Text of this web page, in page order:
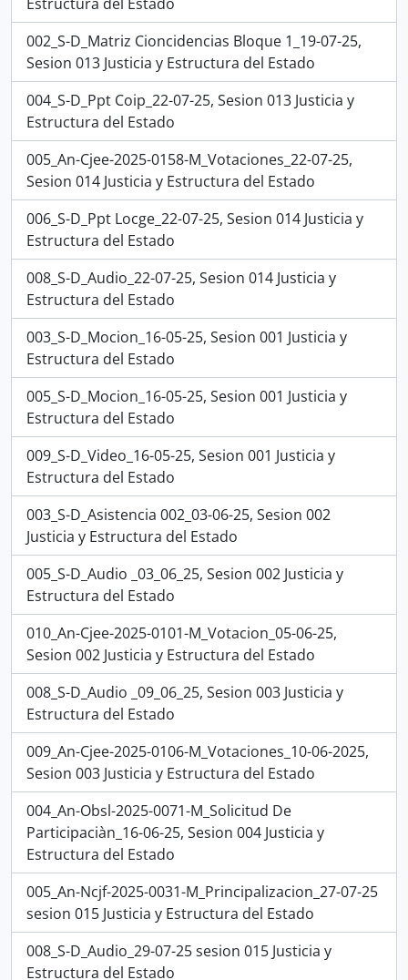
002_S-D_Matriz Cioncidencias Bloque 1_19-07-25,
Sesion 013 Justicia y Estructura del Estado
004_S-D_Ppt Coip_22-07-25, Sesion 013 Justicia y
Estructura del Estado
005_An-Cjee-2025-0158-M_Votaciones_22-07-25,
Sesion 014 Justicia y Estructura del Estado
006_S-D_Ppt Locge_22-07-25, Sesion 014 Justicia y
Estructura del Estado
008_S-D_Audio_22-07-25, Sesion 014 Justicia y
Estructura del Estado
003_S-D_Mocion_16-05-25, Sesion 001 Justicia y
Estructura del Estado
005_S-D_Mocion_16-05-25, Sesion 001 Justicia y
Estructura del Estado
009_S-D_Video_16-05-25, Sesion 001 Justicia y
Estructura del Estado
003_S-D_Asistencia 002_03-06-25, Sesion 002
Justicia y Estructura del Estado
005_S-D_Audio _03_06_25, Sesion 002 Justicia y
Estructura del Estado
010_An-Cjee-2025-0101-M_Votacion_05-06-25,
Sesion 002 Justicia y Estructura del Estado
008_S-D_Audio _09_06_25, Sesion 003 Justicia y
Estructura del Estado
009_An-Cjee-2025-0106-M_Votaciones_10-06-2025,
Sesion 003 Justicia y Estructura del Estado
004_An-Obsl-2025-0071-M_Solicitud De
Participaciàn_16-06-25, Sesion 004 Justicia y
Estructura del Estado
005_An-Ncjf-2025-0031-M_Principalizacion_27-07-25
sesion 015 Justicia y Estructura del Estado
008_S-D_Audio_29-07-25 sesion 015 Justicia y
Estructura del Estado